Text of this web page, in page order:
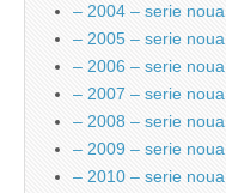
– 2004 – serie noua
– 2005 – serie noua
– 2006 – serie noua
– 2007 – serie noua
– 2008 – serie noua
– 2009 – serie noua
– 2010 – serie noua